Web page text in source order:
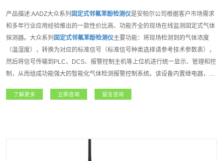
产品描述:AADZ大众系列 固定式邻氟苯酚检测仪是安帕尔公司根据客户市场需求
和多年行业应用经验推出的一款性价比高、功能齐全的现场在线监测固定式气体
探测器。大众系列 固定式邻氟苯酚检测仪主要功能：将现场检测到的气体浓度
（温湿度），转换为对应的标准信号（标准信号种类选择请参考技术参数表），
然后将信号传输到PLC、DCS、报警控制主机等上位机进行统一显示、管理和控
制，从而组成功能强大的智能化气体检测报警控制系统。该设备内置继电器，可
现远程监测、远程设置报警值和远程标定等功能；大众系列
了解更多 立即咨询 留言咨询